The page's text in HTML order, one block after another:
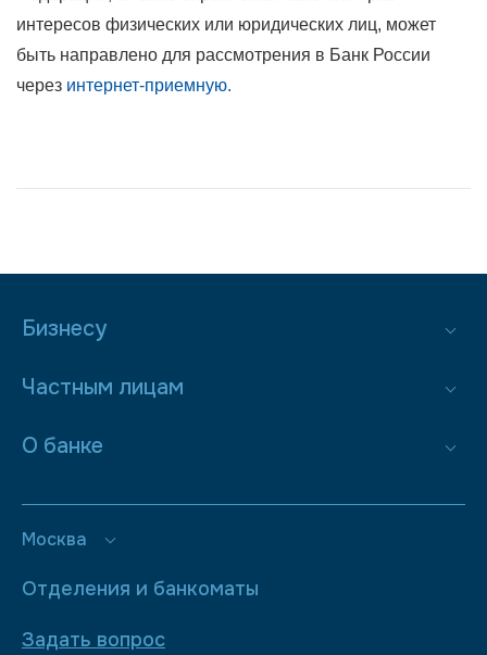
интересов физических или юридических лиц, может
быть направлено для рассмотрения в Банк России
через интернет-приемную.
Бизнесу
Частным лицам
О банке
Москва
Отделения и банкоматы
Задать вопрос